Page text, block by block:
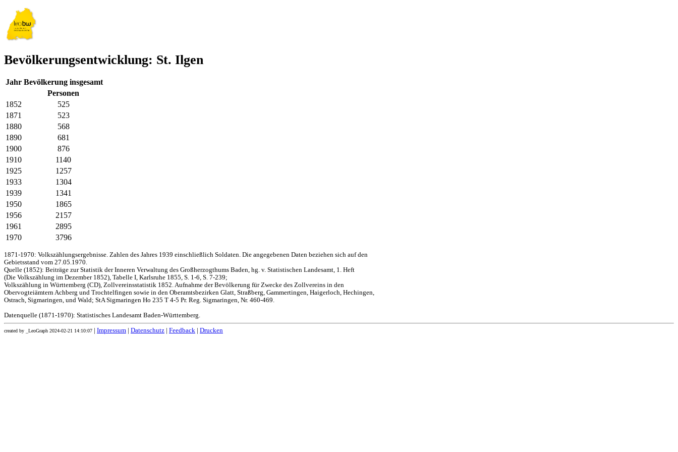
Bevölkerungsentwicklung: St. Ilgen
Jahr Bevölkerung insgesamt
Personen
1852
525
1871
523
1880
568
1890
681
1900
876
1910
1140
1925
1257
1933
1304
1939
1341
1950
1865
1956
2157
1961
2895
1970
3796
1871-1970: Volkszählungsergebnisse. Zahlen des Jahres 1939 einschließlich Soldaten. Die angegebenen Daten beziehen sich auf den
Gebietsstand vom 27.05.1970.
Quelle (1852): Beiträge zur Statistik der Inneren Verwaltung des Großherzogthums Baden, hg. v. Statistischen Landesamt, 1. Heft
(Die Volkszählung im Dezember 1852), Tabelle I, Karlsruhe 1855, S. 1-6, S. 7-239;
Volkszählung in Württemberg (CD), Zollvereinsstatistik 1852. Aufnahme der Bevölkerung für Zwecke des Zollvereins in den
Obervogteiämtern Achberg und Trochtelfingen sowie in den Oberamtsbezirken Glatt, Straßberg, Gammertingen, Haigerloch, Hechingen,
Ostrach, Sigmaringen, und Wald; StA Sigmaringen Ho 235 T 4-5 Pr. Reg. Sigmaringen, Nr. 460-469.
Datenquelle (1871-1970): Statistisches Landesamt Baden-Württemberg.
created by _LeoGraph 2024-02-21 14:10:07 Impressum Datenschutz Feedback Drucken